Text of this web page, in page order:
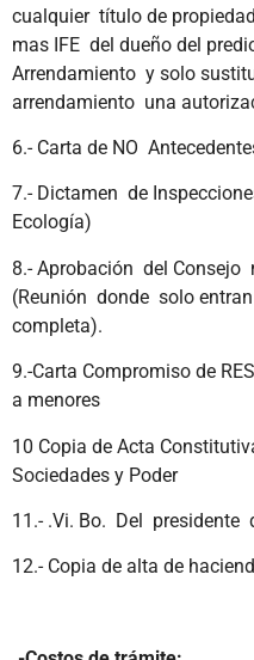
cualquier título de
mas IFE del dueño del
Arrendamiento y solo
arrendamiento una
6.- Carta de NO
7.- Dictamen de
Ecología)
8.- Aprobación del
(Reunión donde solo
completa).
9.-Carta Compromiso de
a menores
10 Copia de Acta
Sociedades y Poder
11.- .Vi. Bo. Del presidente
12.- Copia de alta de